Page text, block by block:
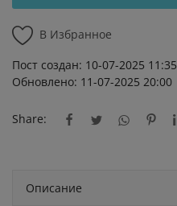
В Избранное
Пост создан: 10-07-2025 11:35
Обновлено: 11-07-2025 20:00
Share:
Описание